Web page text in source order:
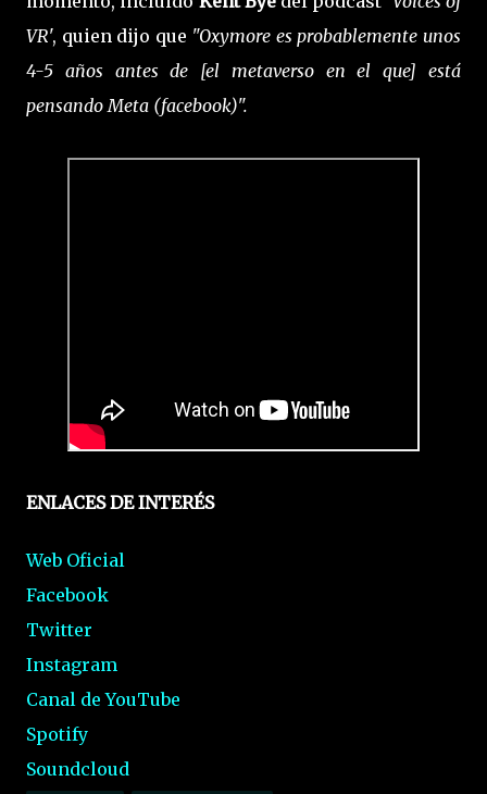
VR', quien dijo que "Oxymore es probablemente unos
4-5 años antes de [el metaverso en el que] está
pensando Meta (facebook)".
ENLACES DE INTERÉS
Web Oficial
Facebook
Twitter
Instagram
Canal de YouTube
Spotify
Soundcloud